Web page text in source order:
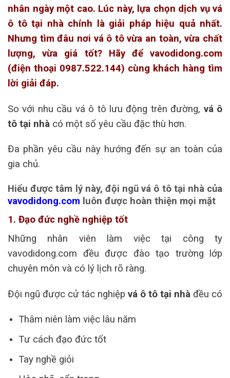
nhân ngày một cao. Lúc này, lựa chọn dịch vụ vá
ô tô tại nhà chính là giải pháp hiệu quả nhất.
Nhưng tìm đâu nơi vá ô tô vừa an toàn, vừa chất
lượng, vừa giá tốt? Hãy để vavodidong.com
(điện thoại 0987.522.144) cùng khách hàng tìm
lời giải đáp.
So với nhu cầu vá ô tô lưu động trên đường, vá ô
tô tại nhà có một số yêu cầu đặc thù hơn.
Đa phần yêu cầu này hướng đến sự an toàn của
gia chủ.
Hiểu được tâm lý này, đội ngũ vá ô tô tại nhà của
vavodidong.com luôn được hoàn thiện mọi mặt
1. Đạo đức nghề nghiệp tốt
Những nhân viên làm việc tại công ty
vavodidong.com đều được đào tạo trường lớp
chuyên môn và có lý lịch rõ ràng.
Đội ngũ được cử tác nghiệp vá ô tô tại nhà đều có
Thâm niên làm việc lâu năm
Tư cách đạo đức tốt
Tay nghề giỏi